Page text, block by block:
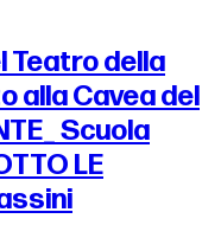
Teatro della
alla Cavea del
Scuola
LE